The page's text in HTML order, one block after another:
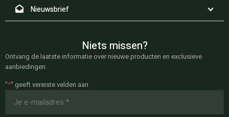
Nieuwsbrief
Niets missen?
Ontvang de laatste informatie over nieuwe producten en exclusieve
aanbiedingen.
"*" geeft vereiste velden aan
mailadres